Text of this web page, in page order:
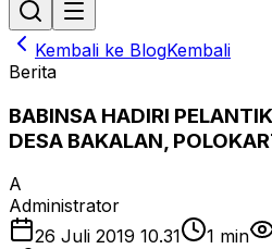
Kembali ke BlogKembali
Berita
BABINSA HADIRI
DESA BAKALAN,
A
Administrator
26 Juli 2019 10.31
1 min